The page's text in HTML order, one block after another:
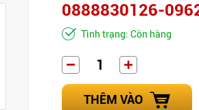
0888830126-
Tình trạng: Còn hàng
THÊM VÀO